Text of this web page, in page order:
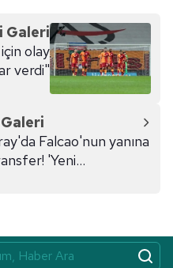
Galeri
için olay
verdi"
Falcao'nun yanına
'Yeni